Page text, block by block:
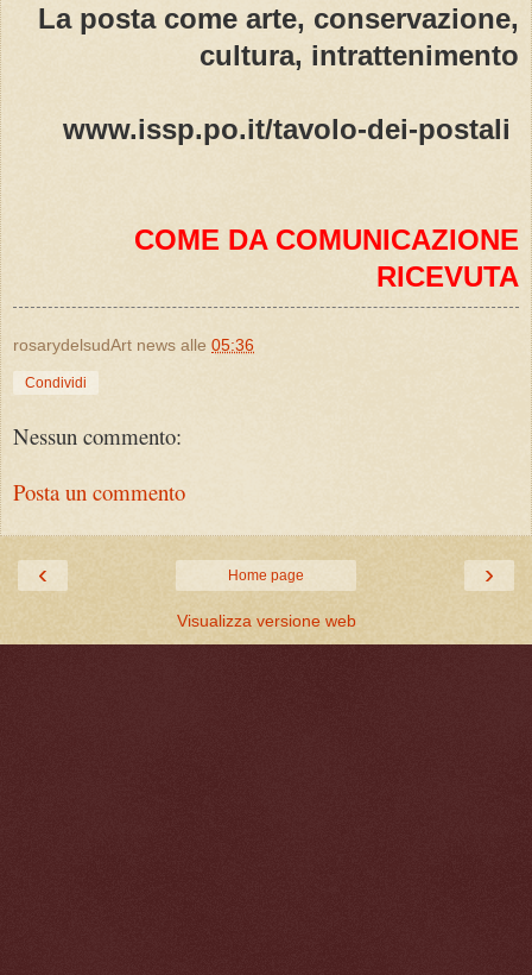
La posta come arte, conservazione,
cultura, intrattenimento
www.issp.po.it/tavolo-dei-postali
COME DA COMUNICAZIONE
RICEVUTA
rosarydelsudArt news alle 05:36
Condividi
Nessun commento:
Posta un commento
‹ ›
Home page
Visualizza versione web